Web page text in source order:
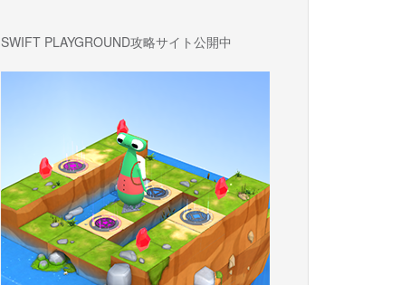
SWIFT PLAYGROUND攻略サイト公開中